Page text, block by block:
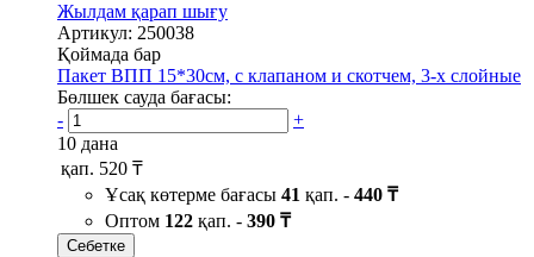
Жылдам қарап шығу
Артикул: 250038
Қоймада бар
Пакет ВПП 15*30см, с клапаном и скотчем, 3-х слойные
Бөлшек сауда бағасы:
-
+
10 дана
қап. 520 ₸
Ұсақ көтерме бағасы 41 қап. - 440 ₸
Оптом 122 қап. - 390 ₸
Себетке